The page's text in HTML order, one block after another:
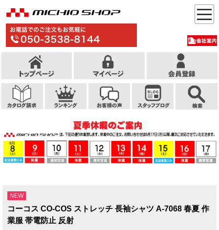
NEW
コーコス CO-COS ストレッチ 長袖シャツ A-7068 春夏 作
業服 帯電防止 反射